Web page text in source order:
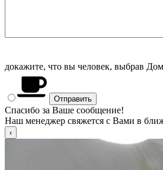
докажите, что вы человек, выбрав Дом
Спасибо за Ваше сообщение!
Наш менеджер свяжется с Вами в